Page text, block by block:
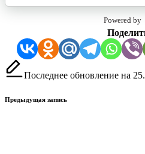
Powered by
Последнее обновление на
Навигация
Предыдущая запись